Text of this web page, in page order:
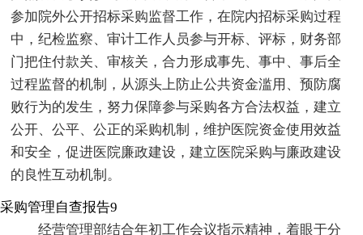
参加院外公开招标采购监督工作，在院内招标采购过程
中，纪检监察、审计工作人员参与开标、评标，财务部
门把住付款关、审核关，合力形成事先、事中、事后全
过程监督的机制，从源头上防止公共资金滥用、预防腐
败行为的发生，努力保障参与采购各方合法权益，建立
公开、公平、公正的采购机制，维护医院资金使用效益
和安全，促进医院廉政建设，建立医院采购与廉政建设
的良性互动机制。
采购管理自查报告9
经营管理部结合年初工作会议指示精神，着眼于分